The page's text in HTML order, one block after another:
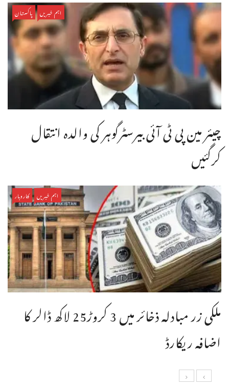
اہم خبریں پاکستان
چیئر مین پی ٹی آئی بیرسٹرگوہر کی والدہ انتقال
کرگئیں
اہم خبریں کاروبار
ملکی زر مبادلہ ذخائر میں 3 کروڑ25 لاکھ ڈالر کا
اضافہ ریکارڈ